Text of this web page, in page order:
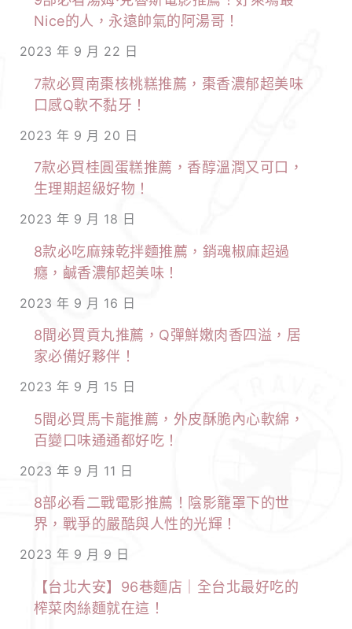
Nice的人，永遠帥氣的阿湯哥！
2023 年 9 月 22 日
7款必買南棗核桃糕推薦，棗香濃郁超美味
口感Q軟不黏牙！
2023 年 9 月 20 日
7款必買桂圓蛋糕推薦，香醇溫潤又可口，
生理期超級好物！
2023 年 9 月 18 日
8款必吃麻辣乾拌麵推薦，銷魂椒麻超過
癮，鹹香濃郁超美味！
2023 年 9 月 16 日
8間必買貢丸推薦，Q彈鮮嫩肉香四溢，居
家必備好夥伴！
2023 年 9 月 15 日
5間必買馬卡龍推薦，外皮酥脆內心軟綿，
百變口味通通都好吃！
2023 年 9 月 11 日
8部必看二戰電影推薦！陰影籠罩下的世
界，戰爭的嚴酷與人性的光輝！
2023 年 9 月 9 日
【台北大安】96巷麵店｜全台北最好吃的
榨菜肉絲麵就在這！